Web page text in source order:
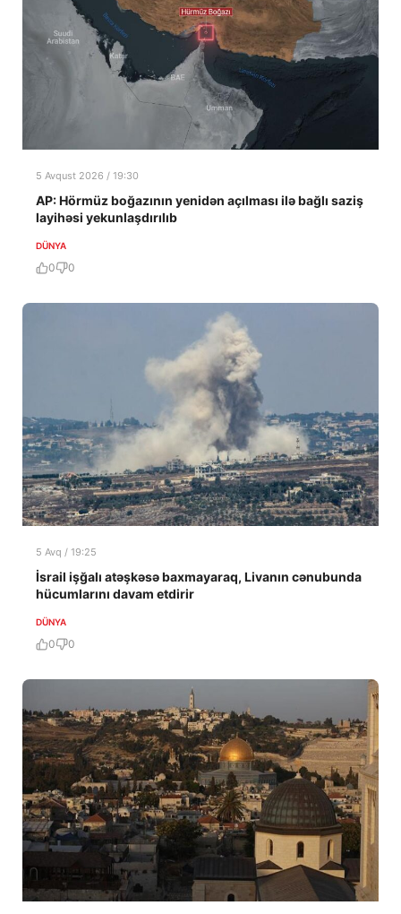
5 Avqust 2026 / 19:30
AP: Hörmüz boğazının yenidən açılması ilə bağlı saziş
layihəsi yekunlaşdırılıb
DÜNYA
0 0
5 Avq / 19:25
İsrail işğalı atəşkəsə baxmayaraq, Livanın cənubunda
hücumlarını davam etdirir
DÜNYA
0 0